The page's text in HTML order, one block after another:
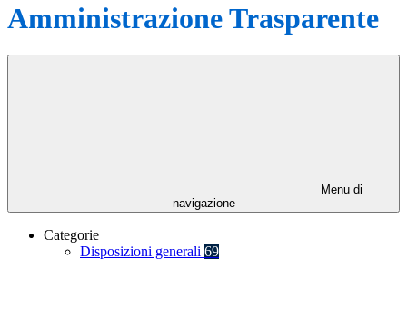
Amministrazione Trasparente
Menu di
navigazione
Categorie
Disposizioni generali 69